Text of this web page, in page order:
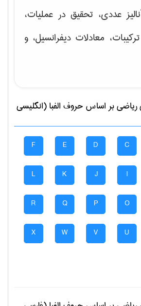
عددی، تحقیق در عملیات،
معادلات دیفرانسیل، و
رياضیبر اساس حروف الفبا (انگلیسی
C
D
E
F
I
J
K
L
O
P
Q
R
U
V
W
X